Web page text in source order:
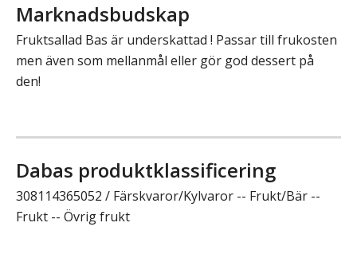
Marknadsbudskap
Fruktsallad Bas är underskattad ! Passar till frukosten
men även som mellanmål eller gör god dessert på
den!
Dabas produktklassificering
308114365052 / Färskvaror/Kylvaror -- Frukt/Bär --
Frukt -- Övrig frukt